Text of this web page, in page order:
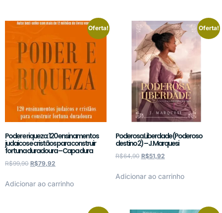
Oferta!
Poder e riqueza: 120 ensinamentos
judaicos e cristãos para construir
fortuna duradoura – Capa dura
R$99,90 R$79,92
Adicionar ao carrinho
Oferta!
Poderosa Liberdade (Poderoso
destino 2) – J. Marquesi
R$64,90 R$51,92
Adicionar ao carrinho